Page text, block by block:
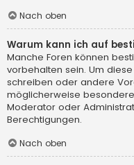
Nach oben
Warum kann ich auf
Manche Foren können
vorbehalten sein. Um
schreiben oder andere
möglicherweise
Moderator oder
Berechtigungen.
Nach oben